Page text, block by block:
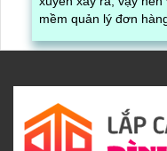
mềm quản lý đơn
được ghi lại một cách